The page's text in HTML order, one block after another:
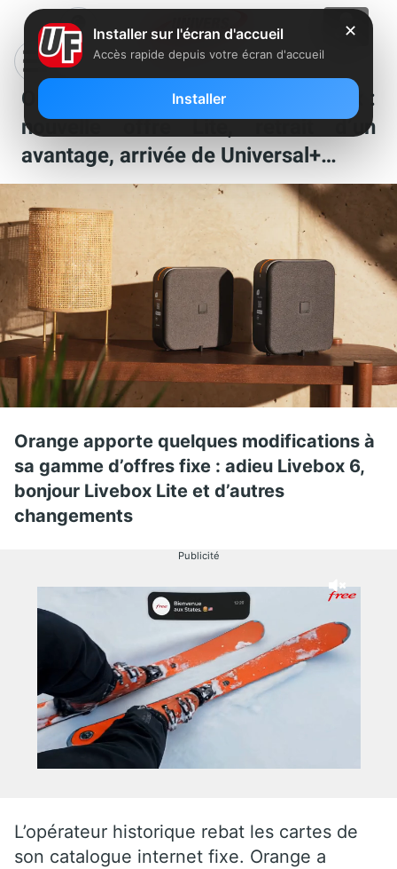
Orange remanie sa gamme Livebox :
nouvelle offre Lite, retrait d’un
avantage, arrivée de Universal+…
Orange apporte quelques modifications à
sa gamme d’offres fixe : adieu Livebox 6,
bonjour Livebox Lite et d’autres
changements
Publicité
L’opérateur historique rebat les cartes de
son catalogue internet fixe. Orange a
✕
Installer sur l'écran d'accueil
Accès rapide depuis votre écran d'accueil
Installer